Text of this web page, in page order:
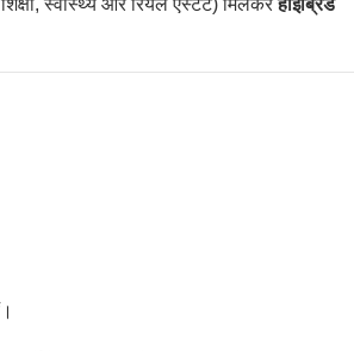
स्वास्थ्य और रियल एस्टेट) मिलकरहाइब्रिड